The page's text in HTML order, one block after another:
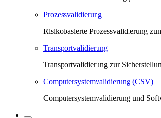
Prozessvalidierung
Risikobasierte Prozessvalidierung
Transportvalidierung
Transportvalidierung zur
Computersystemvalidierung (CSV)
Computersystemvalidierung und